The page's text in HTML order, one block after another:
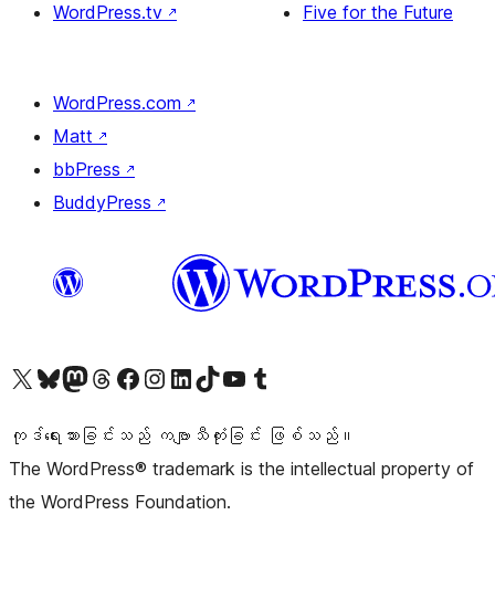
WordPress.tv ↗
Five for the Future
WordPress.com ↗
Matt ↗
bbPress ↗
BuddyPress ↗
ကျွန်ုပ်တို့၏ X (ယခင် Twitter) အကောင့်သို့ သွားရောက်ကြည့်ရှုပါကျွန်ုပ်တို့၏ Bluesky အကောင့်သို့ ဝင်ရောက်ကြည့်ရှုရန်
ကျွန်ုပ်တို့၏ Mastodon အကောင့်သို့ သွားရောက်ကြည့်ရှုပါကျွန်ုပ်တို့၏ Threads အကောင့်သို့ ဝင်ရောက်ကြည့်ရှုရန်
ကျွန်ုပ်တို့၏ Facebook စာမျက်နှာသို့ သွားရောက်ကြည့်ရှုပါကျွန်ုပ်တို့၏ Instagram အကောင့်သို့ သွားရောက်ကြည့်ရှုပါ ကျွန်ုပ်တို့၏ LinkedIn အကောင့်သို့ သွားရောက်ကြည့်ရှုပါကျွန်ုပ်တို့၏ TikTok အကောင့်သို့ ဝင်ရောက်ကြည့်ရှုရန်
ကျွန်ုပ်တို့၏ YouTube ချန်နယ်သို့ သွားရောက်ကြည့်ရှုပါ ကျွန်ုပ်တို့၏ Tumblr အကောင့်သို့ ဝင်ရောက်ကြည့်ရှုရန်
ကုဒ်ရေးသားခြင်းသည် ကဗျာသီကုံးခြင်း ဖြစ်သည်။
The WordPress® trademark is the intellectual property of
the WordPress Foundation.